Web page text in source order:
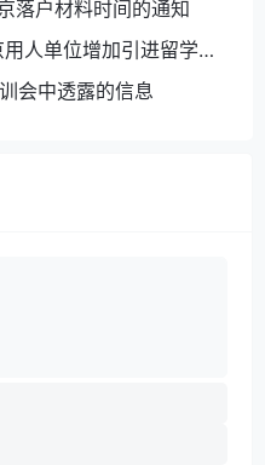
落户材料时间的通知
人单位增加引进留学人
会中透露的信息